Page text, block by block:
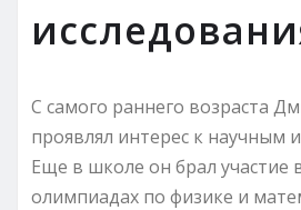
С самого раннего возраста
проявлял интерес к научным
Еще в школе он брал участие
олимпиадах по физике и